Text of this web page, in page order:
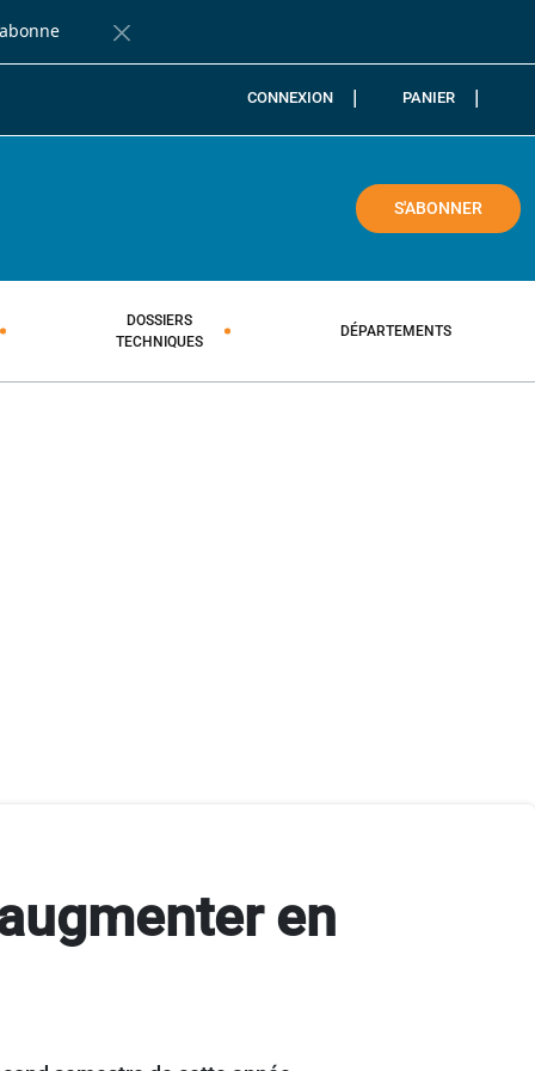
Fermer la barre de notification
CONNEXION PANIER
S'ABONNER
DOSSIERS
TECHNIQUES
DÉPARTEMENTS
en